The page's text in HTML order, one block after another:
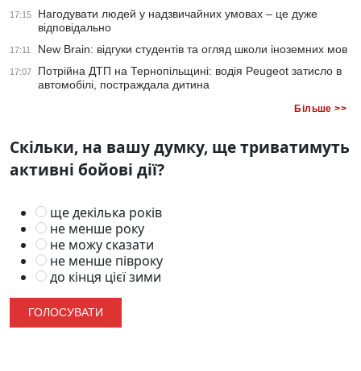
17:15
Нагодувати людей у надзвичайних умовах – це дуже
відповідально
17:11 New Brain: відгуки студентів та огляд школи іноземних мов
17:07
Потрійна ДТП на Тернопільщині: водія Peugeot затисло в
автомобілі, постраждала дитина
Більше >>
Скільки, на вашу думку, ще триватимуть
активні бойові дії?
ще декілька років
не менше року
не можу сказати
не менше півроку
до кінця цієї зими